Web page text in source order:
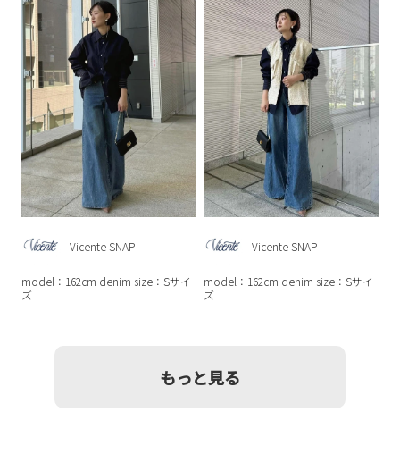
Vicente SNAP
model：162cm denim size：Sサイ
ズ
Vicente SNAP
model：162cm denim size：Sサイ
ズ
もっと見る
お買い物を続ける カートへ進む